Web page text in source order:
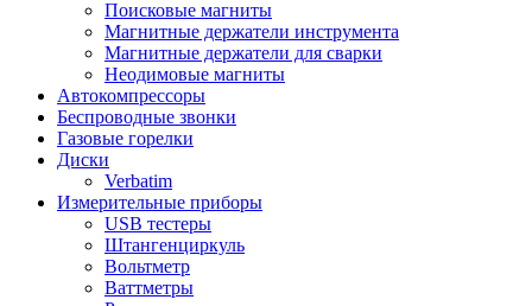
Поисковые магниты
Магнитные держатели инструмента
Магнитные держатели для сварки
Неодимовые магниты
Автокомпрессоры
Беспроводные звонки
Газовые горелки
Диски
Verbatim
Измерительные приборы
USB тестеры
Штангенциркуль
Вольтметр
Ваттметры